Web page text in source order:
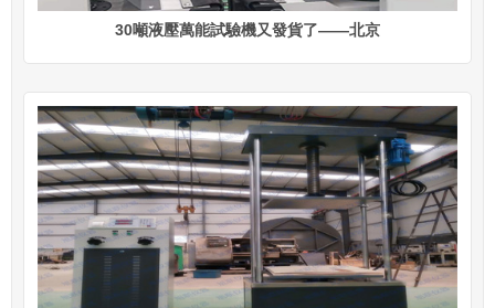
30噸液壓萬能試驗機又發貨了——北京